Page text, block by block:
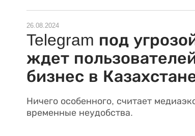
26.08.2024
Telegram под
ждет
бизнес в
Ничего особенного, считает
временные неудобства.